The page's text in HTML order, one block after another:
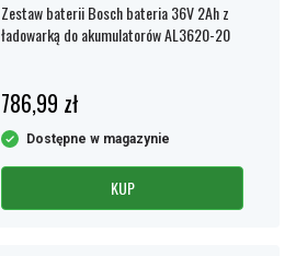
Zestaw baterii Bosch bateria 36V 2Ah z
ładowarką do akumulatorów AL3620-20
786,99 zł
Dostępne w magazynie
KUP